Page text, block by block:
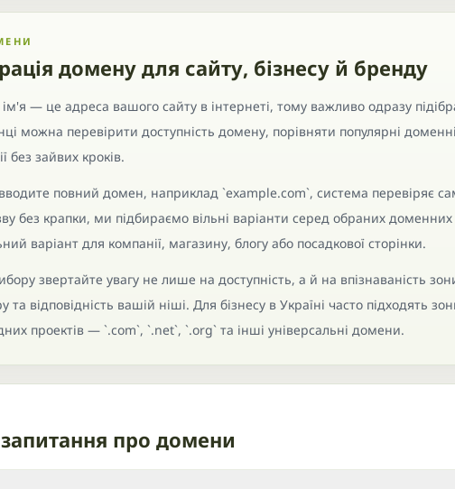
домену для сайту, бізнесу й бренду
— це адреса вашого сайту в інтернеті, тому важливо одразу
можна перевірити доступність домену, порівняти популярні
без зайвих кроків.
повний домен, наприклад `example.com`, система перевіряє
без крапки, ми підбираємо вільні варіанти серед обраних
варіант для компанії, магазину, блогу або посадкової сторінки.
звертайте увагу не лише на доступність, а й на впізнаваність
та відповідність вашій ніші. Для бізнесу в Україні часто підходять
проектів — `.com`, `.net`, `.org` та інші універсальні домени.
запитання про домени